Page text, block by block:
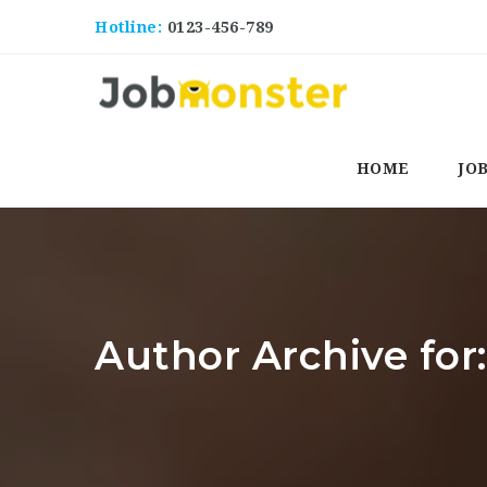
Hotline: 0123-456-789
HOME
Author Archive